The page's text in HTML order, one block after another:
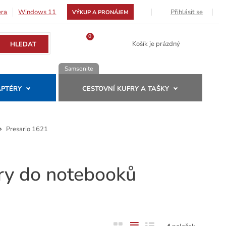
Windows 11 VÝKUP A PRONÁJEM Přihlásit se
0
Košík je prázdný
Samsonite
CESTOVNÍ KUFRY A TAŠKY
Presario 1621
do notebooků